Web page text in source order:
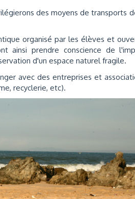
des moyens de transports
organisé par les élèves et
ainsi prendre conscience de
d'un espace naturel fragile.
avec des entreprises et
recyclerie, etc).